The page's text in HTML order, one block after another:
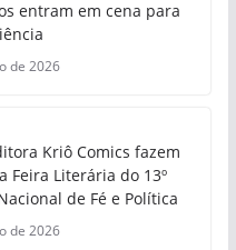
entram em cena para
de 2026
Kriô Comics fazem
Feira Literária do 13º
de Fé e Política
de 2026